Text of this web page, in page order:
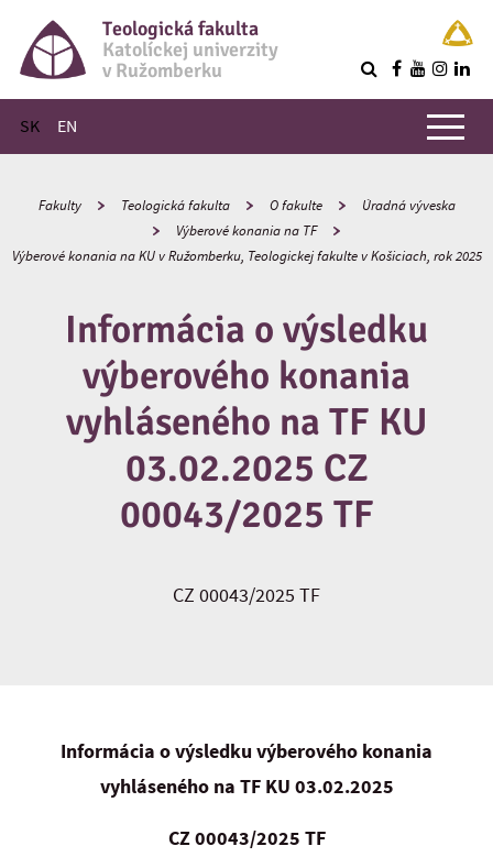
Teologická fakulta
Katolíckej univerzity
v Ružomberku
SK EN
Hlavné menu
Fakulty Teologická fakulta O fakulte
Úradná výveska
Výberové konania na TF
Výberové konania na KU v Ružomberku, Teologickej fakulte v Košiciach, rok 2025
Informácia o výsledku
výberového konania
vyhláseného na TF KU
03.02.2025 CZ
00043/2025 TF
CZ 00043/2025 TF
Informácia o výsledku výberového konania
vyhláseného na TF KU 03.02.2025
CZ 00043/2025 TF